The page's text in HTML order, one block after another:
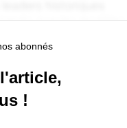
abonnés
!